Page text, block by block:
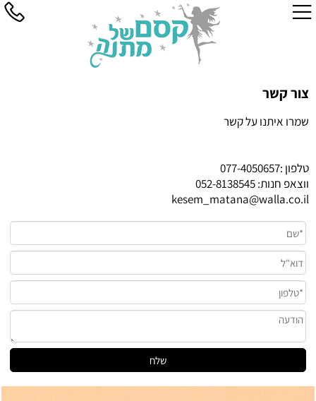
צור קשר
שמרו איתנו על קשר
טלפון :077-4050657
ווצאפ חנות: 052-8138545
kesem_matana@walla.co.il